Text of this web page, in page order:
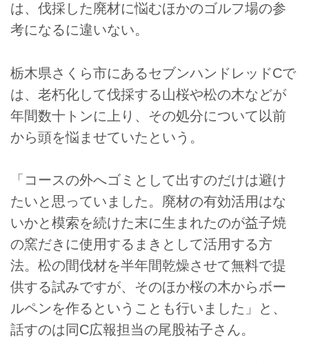
は、伐採した廃材に悩むほかのゴルフ場の参
考になるに違いない。
栃木県さくら市にあるセブンハンドレッドCで
は、老朽化して伐採する山桜や松の木などが
年間数十トンに上り、その処分について以前
から頭を悩ませていたという。
「コースの外へゴミとして出すのだけは避け
たいと思っていました。廃材の有効活用はな
いかと模索を続けた末に生まれたのが益子焼
の窯だきに使用するまきとして活用する方
法。松の間伐材を半年間乾燥させて無料で提
供する試みですが、そのほか桜の木からボー
ルペンを作るということも行いました」と、
話すのは同C広報担当の尾股祐子さん。